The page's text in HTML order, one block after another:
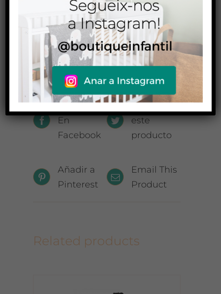
· Medidas cerrado: 15,5 x 42 x
· Peso: 3,8 kg
Compartir
En
Facebook
Twitear
este
producto
Añadir a
Pinterest
Email This
Product
Related products